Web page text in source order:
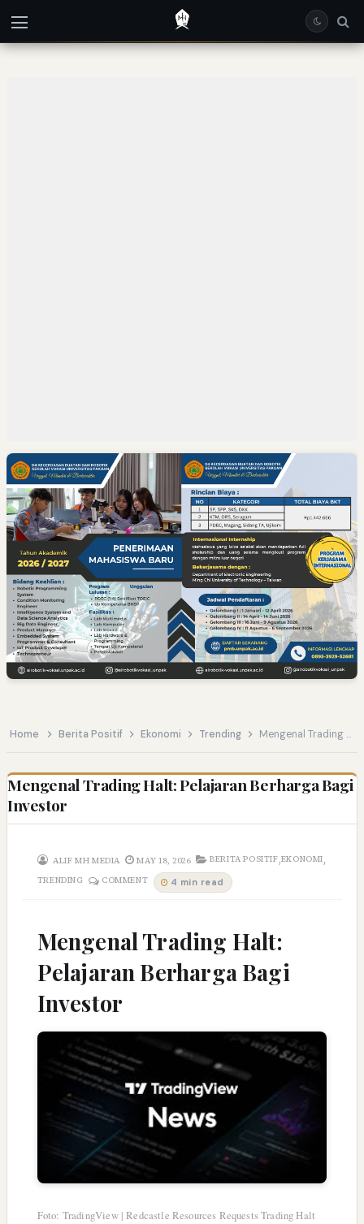
Home Berita Positif Ekonomi Trending Mengenal Trading Halt: Pelajaran Berharga Bagi Investor
Mengenal Trading Halt: Pelajaran Berharga Bagi
Investor
ALIF MH MEDIA MAY 18, 2026 BERITA POSITIF,EKONOMI,
TRENDING COMMENT 4 min read
Mengenal Trading Halt:
Pelajaran Berharga Bagi
Investor
Foto: TradingView | Redcastle Resources Requests Trading Halt